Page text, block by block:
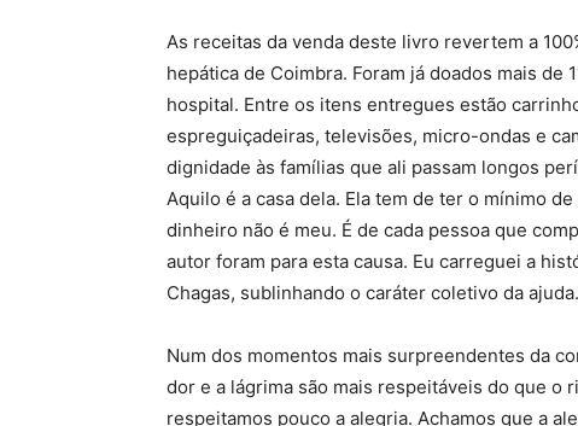
As receitas da venda deste livro revertem a
hepática de Coimbra. Foram já doados mais de
hospital. Entre os itens entregues estão
espreguiçadeiras, televisões, micro-ondas e
dignidade às famílias que ali passam longos
Aquilo é a casa dela. Ela tem de ter o mínimo
dinheiro não é meu. É de cada pessoa que
autor foram para esta causa. Eu carreguei a
Chagas, sublinhando o caráter coletivo da ajuda.
Num dos momentos mais surpreendentes da
dor e a lágrima são mais respeitáveis do que o
respeitamos pouco a alegria. Achamos que a